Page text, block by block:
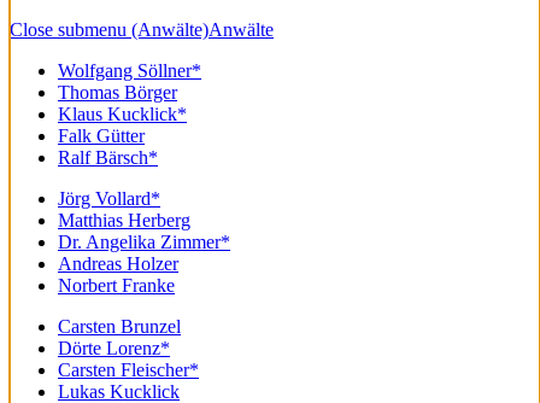
Close submenu (Anwälte)Anwälte
Wolfgang Söllner*
Thomas Börger
Klaus Kucklick*
Falk Gütter
Ralf Bärsch*
Jörg Vollard*
Matthias Herberg
Dr. Angelika Zimmer*
Andreas Holzer
Norbert Franke
Carsten Brunzel
Dörte Lorenz*
Carsten Fleischer*
Lukas Kucklick